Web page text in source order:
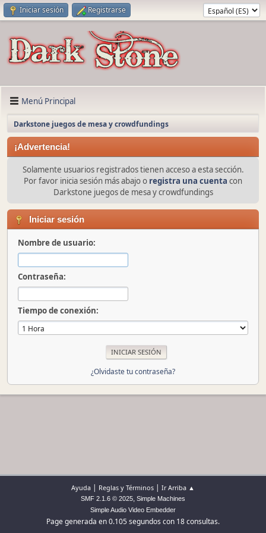
Iniciar sesión Registrarse
Menú Principal
Darkstone juegos de mesa y crowdfundings
¡Advertencia!
Solamente usuarios registrados tienen acceso a esta sección.
Por favor inicia sesión más abajo o registra una cuenta con
Darkstone juegos de mesa y crowdfundings
Iniciar sesión
Nombre de usuario:
Contraseña:
Tiempo de conexión:
¿Olvidaste tu contraseña?
Ayuda | Reglas y Términos | Ir Arriba ▲
SMF 2.1.6 © 2025, Simple Machines
Simple Audio Video Embedder
Page generada en 0.105 segundos con 18 consultas.